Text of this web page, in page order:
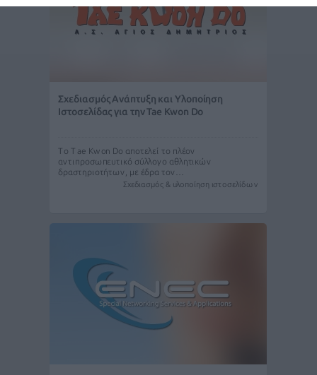
Σχεδιασμός Ανάπτυξη και Υλοποίηση
Ιστοσελίδας για την Tae Kwon Do
Το Tae Kwon Do αποτελεί το πλέον
αντιπροσωπευτικό σύλλογο αθλητικών
δραστηριοτήτων, με έδρα τον…
Σχεδιασμός & υλοποίηση ιστοσελίδων